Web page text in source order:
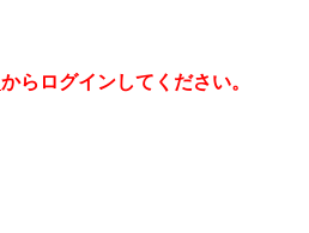
からログインしてください。